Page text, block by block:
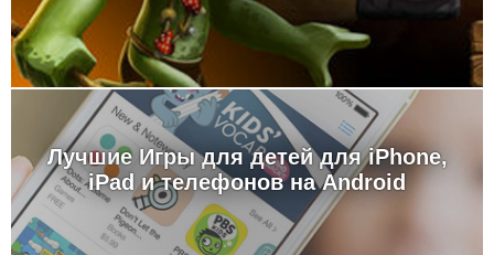
Лучшие Игры для детей для iPhone,
iPad и телефонов на Android